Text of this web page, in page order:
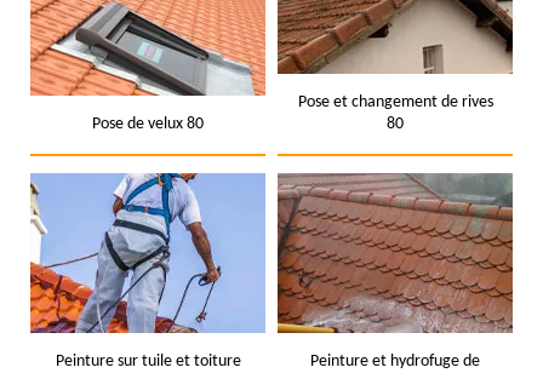
Pose de velux 80
Pose et changement de rives
80
Peinture sur tuile et toiture
Peinture et hydrofuge de